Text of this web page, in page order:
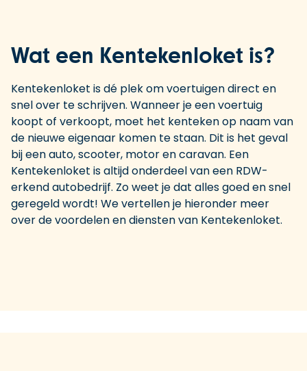
Wat een Kentekenloket is?
Kentekenloket is dé plek om voertuigen direct en
snel over te schrijven. Wanneer je een voertuig
koopt of verkoopt, moet het kenteken op naam van
de nieuwe eigenaar komen te staan. Dit is het geval
bij een auto, scooter, motor en caravan. Een
Kentekenloket is altijd onderdeel van een RDW-
erkend autobedrijf. Zo weet je dat alles goed en snel
geregeld wordt! We vertellen je hieronder meer
over de voordelen en diensten van Kentekenloket.